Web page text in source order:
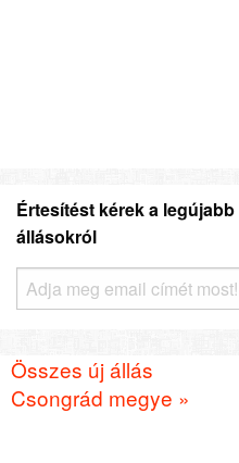
Értesítést kérek a legújabb
állásokról
Összes új állás
Csongrád megye »